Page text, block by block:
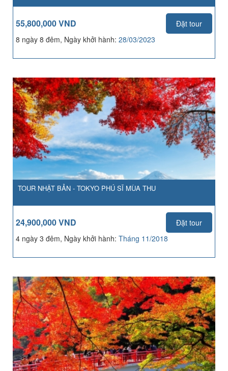
55,800,000 VND
Đặt tour
8 ngày 8 đêm, Ngày khởi hành: 28/03/2023
TOUR NHẬT BẢN - TOKYO PHÚ SĨ MÙA THU
24,900,000 VND
Đặt tour
4 ngày 3 đêm, Ngày khởi hành: Tháng 11/2018